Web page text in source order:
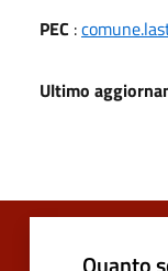
PEC :
Ultimo